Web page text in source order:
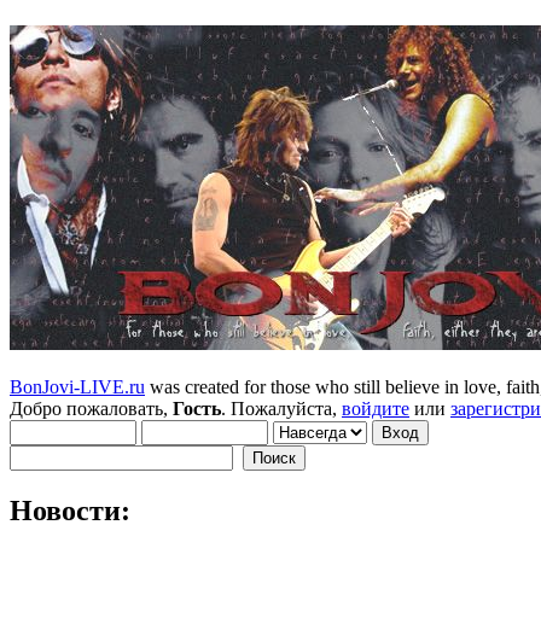
BonJovi-LIVE.ru was created for those who still believe in love,
Добро пожаловать, Гость. Пожалуйста, войдите или
Новости: